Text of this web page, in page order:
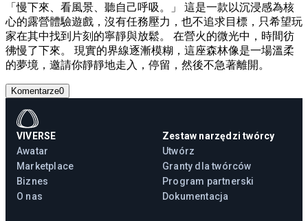
「慢下來、看風景、聽自己呼吸。」 這是一款以沉浸感為核
心的露營體驗遊戲，沒有任務壓力，也不追求目標，只希望玩
家在其中找到片刻的寧靜與放鬆。 在營火的微光中，時間彷
彿慢了下來。 現實的界線逐漸模糊，這座森林像是一場溫柔
的夢境，邀請你靜靜地走入，停留，然後不急著離開。
Komentarze0
VIVERSE
Awatar
Marketplace
Biznes
O nas
Zestaw narzędzi twórcy
Utwórz
Granty dla twórców
Program partnerski
Dokumentacja